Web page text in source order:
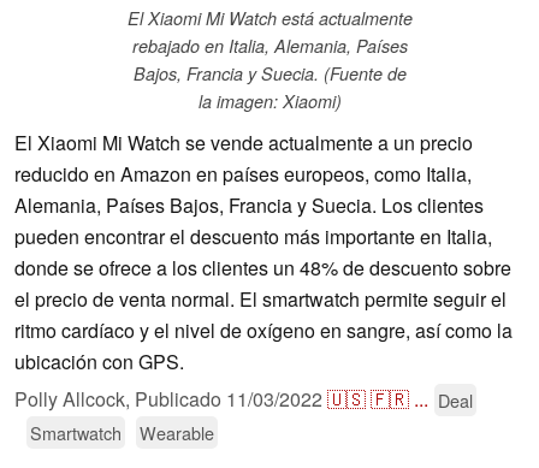
El Xiaomi Mi Watch está actualmente
rebajado en Italia, Alemania, Países
Bajos, Francia y Suecia. (Fuente de
la imagen: Xiaomi)
El Xiaomi Mi Watch se vende actualmente a un precio
reducido en Amazon en países europeos, como Italia,
Alemania, Países Bajos, Francia y Suecia. Los clientes
pueden encontrar el descuento más importante en Italia,
donde se ofrece a los clientes un 48% de descuento sobre
el precio de venta normal. El smartwatch permite seguir el
ritmo cardíaco y el nivel de oxígeno en sangre, así como la
ubicación con GPS.
Polly Allcock, Publicado 11/03/2022 🇺🇸🇫🇷 ... Deal
Smartwatch
Wearable